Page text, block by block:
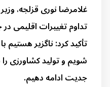
غلامرضا نوری قزلجه،
تداوم تغییرات اقلیمی
تأکید کرد: ناگزیر هستیم
شویم و تولید کشاورزی
جدیت ادامه دهیم.